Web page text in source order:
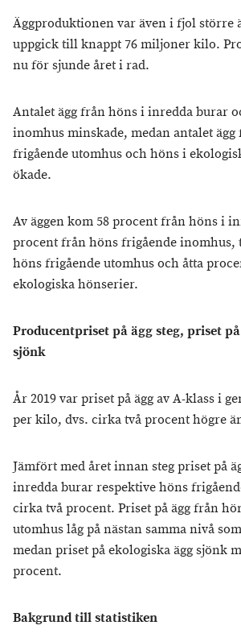
Äggproduktionen var även i fjol större
uppgick till knappt 76 miljoner kilo.
nu för sjunde året i rad.
Antalet ägg från höns i inredda burar
inomhus minskade, medan antalet
frigående utomhus och höns i
ökade.
Av äggen kom 58 procent från höns i
procent från höns frigående inomhus,
höns frigående utomhus och åtta
ekologiska hönserier.
Producentpriset på ägg steg, priset
sjönk
År 2019 var priset på ägg av A-klass i
per kilo, dvs. cirka två procent högre
Jämfört med året innan steg priset på
inredda burar respektive höns
cirka två procent. Priset på ägg från
utomhus låg på nästan samma nivå
medan priset på ekologiska ägg sjönk
procent.
Bakgrund till statistiken